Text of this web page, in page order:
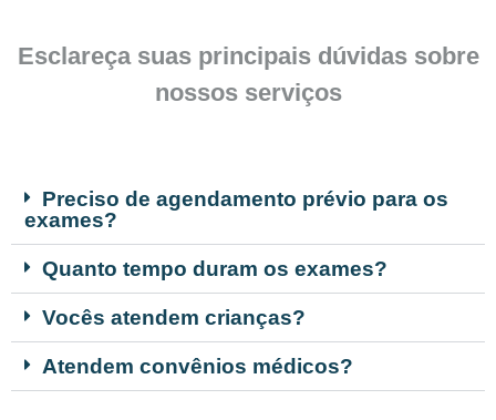
Esclareça suas principais dúvidas sobre
nossos serviços
Preciso de agendamento prévio para os
exames?
Quanto tempo duram os exames?
Vocês atendem crianças?
Atendem convênios médicos?